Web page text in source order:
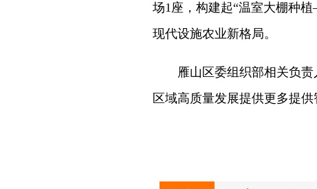
场1座，构建起“温室大棚种
现代设施农业新格局。
雁山区委组织部相关负责
区域高质量发展提供更多提